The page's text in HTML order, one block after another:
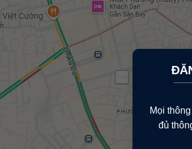
Mọi
đủ